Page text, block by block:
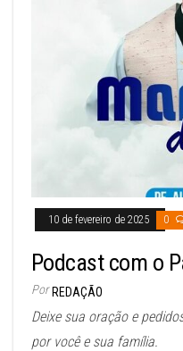
10 de fevereiro de 2025 0
Podcast com o
Por REDAÇÃO
Deixe sua oração e
por você e sua família.